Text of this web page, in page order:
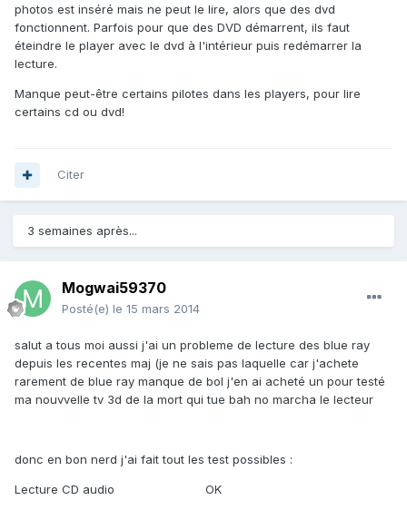
photos est inséré mais ne peut le lire, alors que des dvd
fonctionnent. Parfois pour que des DVD démarrent, ils faut
éteindre le player avec le dvd à l'intérieur puis redémarrer la
lecture.
Manque peut-être certains pilotes dans les players, pour lire
certains cd ou dvd!
Citer
3 semaines après...
Mogwai59370
Posté(e) le 15 mars 2014
salut a tous moi aussi j'ai un probleme de lecture des blue ray
depuis les recentes maj (je ne sais pas laquelle car j'achete
rarement de blue ray manque de bol j'en ai acheté un pour testé
ma nouvvelle tv 3d de la mort qui tue bah no marcha le lecteur
donc en bon nerd j'ai fait tout les test possibles :
Lecture CD audio OK